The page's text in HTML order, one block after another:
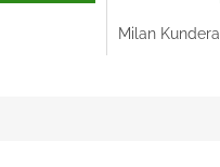
Milan Kundera